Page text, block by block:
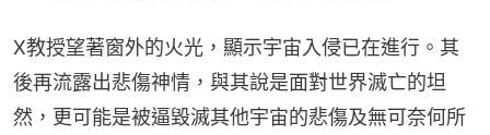
X教授望著窗外的火光，顯示宇宙入侵已在進行。其
後再流露出悲傷神情，與其說是面對世界滅亡的坦
然，更可能是被逼毀滅其他宇宙的悲傷及無可奈何所